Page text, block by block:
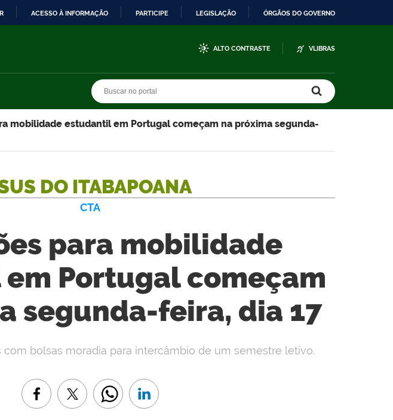
ACESSO À INFORMAÇÃO PARTICIPE LEGISLAÇÃO ÓRGÃOS DO GOVERNO
ALTO CONTRASTE VLIBRAS
mobilidade estudantil em Portugal começam na próxima segunda-
DO ITABAPOANA
CTA
para mobilidade
Portugal começam
segunda-feira, dia 17
com bolsas moradia para intercâmbio de um semestre letivo.